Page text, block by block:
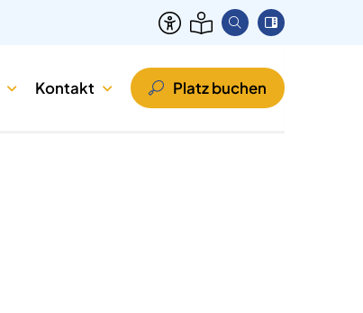
Kontakt Platz buchen